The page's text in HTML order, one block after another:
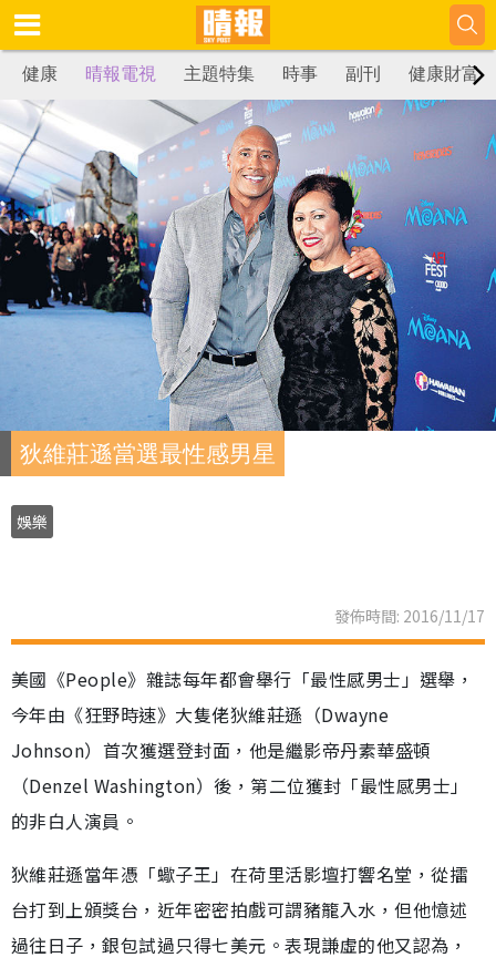
健康 晴報電視 主題特集 時事 副刊 健康財富
狄維莊遜當選最性感男星
娛樂
發佈時間: 2016/11/17
美國《People》雜誌每年都會舉行「最性感男士」選舉，
今年由《狂野時速》大隻佬狄維莊遜（Dwayne
Johnson）首次獲選登封面，他是繼影帝丹素華盛頓
（Denzel Washington）後，第二位獲封「最性感男士」
的非白人演員。
狄維莊遜當年憑「蠍子王」在荷里活影壇打響名堂，從擂
台打到上頒獎台，近年密密拍戲可謂豬籠入水，但他憶述
過往日子，銀包試過只得七美元。表現謙虛的他又認為，